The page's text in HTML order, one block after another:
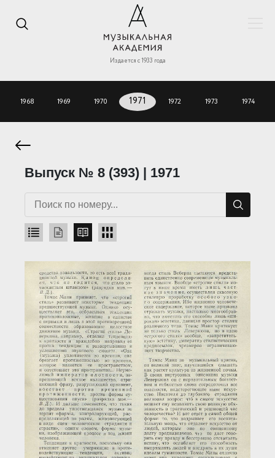
Издается с 1933 года
1968 1969 1970 1971 1972 1973 1974
Выпуск № 8 (393) | 1971
Загрузка...